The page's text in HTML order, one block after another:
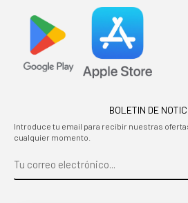
BOLETIN DE
Introduce tu email para recibir nuestras
cualquier momento.